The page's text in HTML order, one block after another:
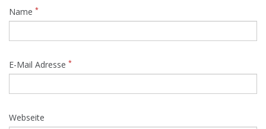
Name *
E-Mail Adresse *
Webseite